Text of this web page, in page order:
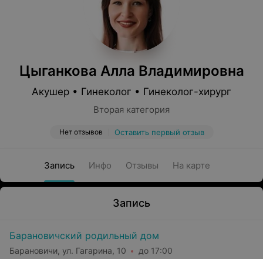
Цыганкова Алла Владимировна
Акушер • Гинеколог • Гинеколог-хирург
Вторая категория
Нет отзывов Оставить первый отзыв
Запись Инфо Отзывы На карте
Запись
Барановичский родильный дом
Барановичи, ул. Гагарина, 10 до 17:00